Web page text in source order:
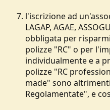
l'iscrizione ad
LAGAP, AGAE,
obbligata per
polizze "RC" o per
individualmente e a
polizze "RC
made" sono
Regolamentate", e